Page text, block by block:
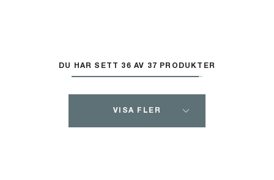
DU HAR SETT 36 AV 37 PRODUKTER
VISA FLER